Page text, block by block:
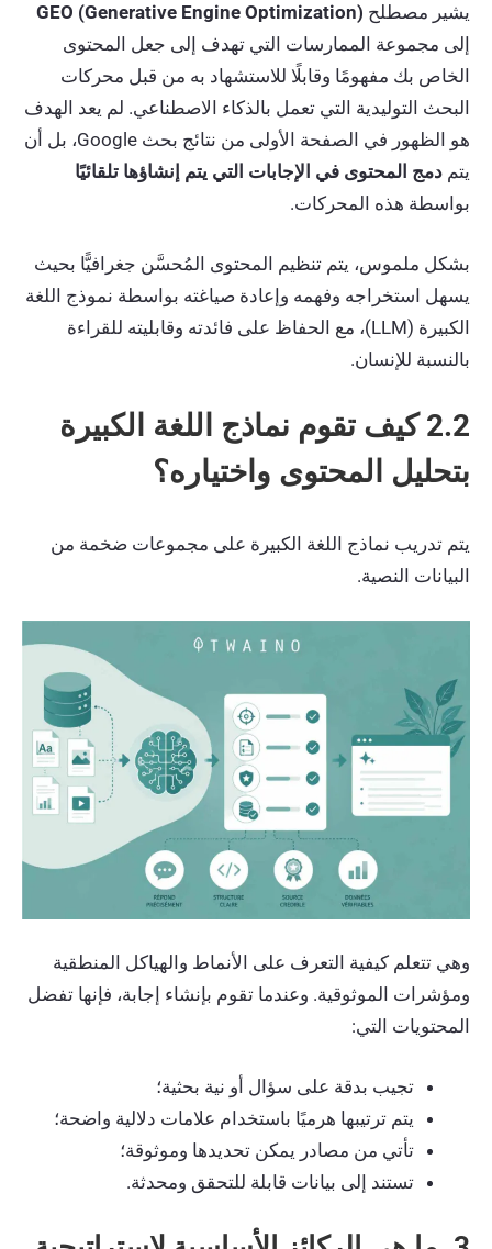
يشير مصطلح GEO (Generative Engine Optimization)
إلى مجموعة الممارسات التي تهدف إلى جعل المحتوى
الخاص بك مفهومًا وقابلًا للاستشهاد به من قبل محركات
البحث التوليدية التي تعمل بالذكاء الاصطناعي. لم يعد الهدف
هو الظهور في الصفحة الأولى من نتائج بحث Google، بل أن
يتم دمج المحتوى في الإجابات التي يتم إنشاؤها تلقائيًا
بواسطة هذه المحركات.
بشكل ملموس، يتم تنظيم المحتوى المُحسَّن جغرافيًّا بحيث
يسهل استخراجه وفهمه وإعادة صياغته بواسطة نموذج اللغة
الكبيرة (LLM)، مع الحفاظ على فائدته وقابليته للقراءة
بالنسبة للإنسان.
2.2 كيف تقوم نماذج اللغة الكبيرة
بتحليل المحتوى واختياره؟
يتم تدريب نماذج اللغة الكبيرة على مجموعات ضخمة من
البيانات النصية.
وهي تتعلم كيفية التعرف على الأنماط والهياكل المنطقية
ومؤشرات الموثوقية. وعندما تقوم بإنشاء إجابة، فإنها تفضل
المحتويات التي:
تجيب بدقة على سؤال أو نية بحثية؛
يتم ترتيبها هرميًا باستخدام علامات دلالية واضحة؛
تأتي من مصادر يمكن تحديدها وموثوقة؛
تستند إلى بيانات قابلة للتحقق ومحدثة.